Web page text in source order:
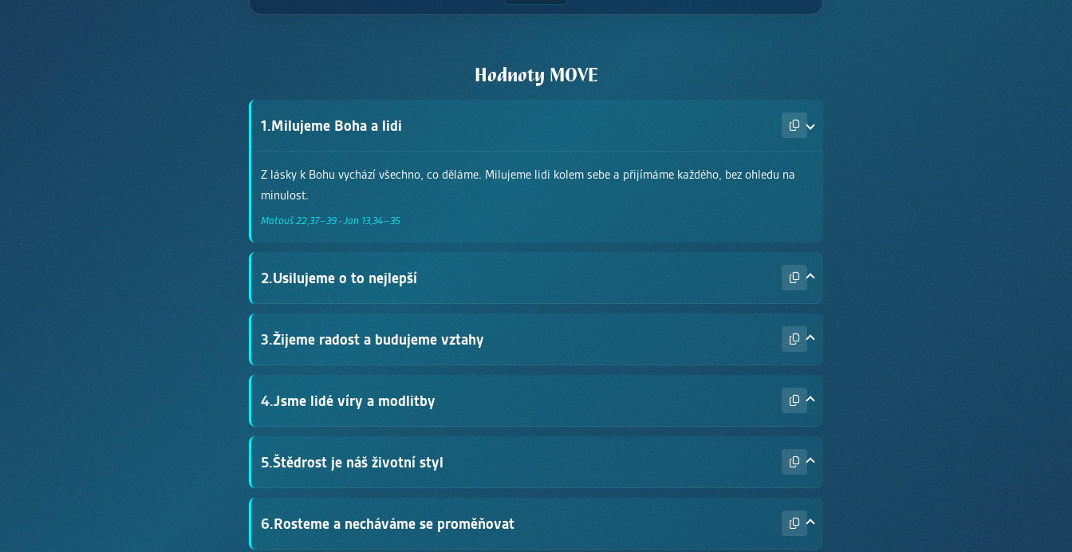
Hodnoty MOVE
1.Milujeme Boha a lidi
Z lásky k Bohu vychází všechno, co děláme. Milujeme lidi kolem sebe a přijímáme každého, bez ohledu na
minulost.
Matouš 22,37–39 ·Jan 13,34–35
2.Usilujeme o to nejlepší
Všechno děláme pro Boha, proto nám záleží na kvalitě, kráse a poctivosti.
·
3.Žijeme radost a budujeme vztahy
Jsme pozitivní, smějeme se a povzbuzujeme jeden druhého. MOVE je místo, kde vládne přátelská atmosféra.
Dbáme na to aby naše slova budovala.
1. Tesalonickým 5,11.16 · Filipským 4,4· Jakub 3,1–5
4.Jsme lidé víry a modlitby
Věříme, že Bůh má moc dělat velké věci. A tak se vytrvale a často modlíme. Za sebe navzájem, za naše
rodiny, za město i za církev. Očekáváme, že Bůh bude měnit životy a jednat mocně uprostřed nás.
Filipským 4,6–7 Jakub 5,16· Marek 11,24
5.Štědrost je náš životní styl
Dáváme svůj čas, finance i pozornost s radostí. Věříme, že větší požehnání je dávat než brát.
Skutky 20,35 Římanům 12,1
6.Rosteme a necháváme se proměňovat